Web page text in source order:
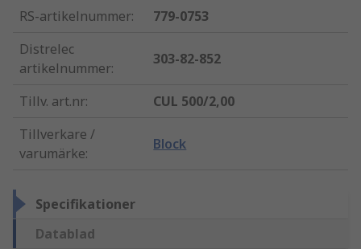
RS-artikelnummer:
779-0753
Distrelec
artikelnummer:
303-82-852
Tillv. art.nr:
CUL 500/2,00
Tillverkare /
varumärke:
Block
Specifikationer
Datablad